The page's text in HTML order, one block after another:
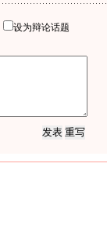
设为辩论话题